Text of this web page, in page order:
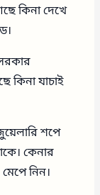
কিনা দেখে
কিনা যাচাই
শপে
কেনার
নিন।